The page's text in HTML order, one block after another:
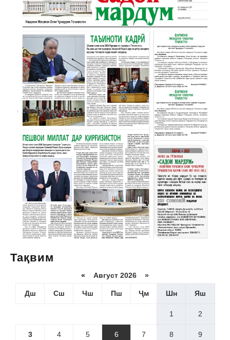
Тақвим
« Август 2026 »
Дш Сш Чш Пш Ҷм Шн Яш
1 2
3 4 5 6 7 8 9